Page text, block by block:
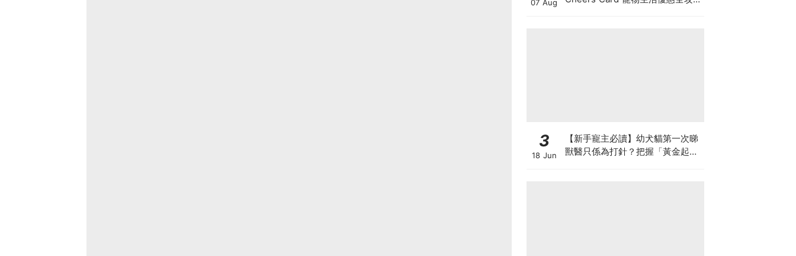
07 Aug
3
18 Jun
【新手寵主必讀】幼犬貓第一次睇
獸醫只係為打針？把握「黃金起跑